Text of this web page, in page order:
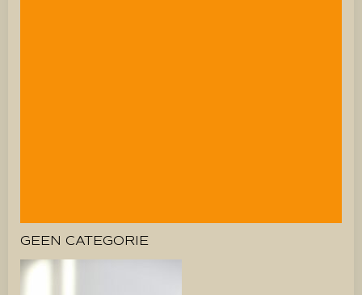
GEEN CATEGORIE